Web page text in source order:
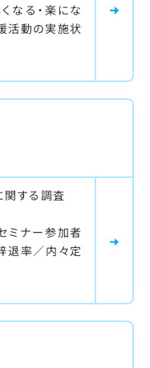
なる・楽にな
活動の実施状
する調査
ミナー参加者
退率／内々定